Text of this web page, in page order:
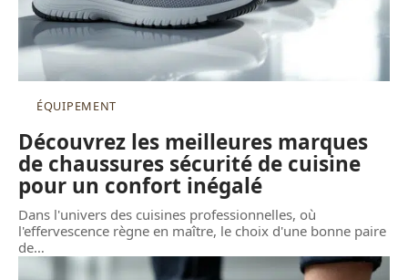
ÉQUIPEMENT
Découvrez les meilleures marques
de chaussures sécurité de cuisine
pour un confort inégalé
Dans l'univers des cuisines professionnelles, où
l'effervescence règne en maître, le choix d'une bonne paire
de…